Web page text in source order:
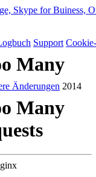
Support
Änderungen 2014